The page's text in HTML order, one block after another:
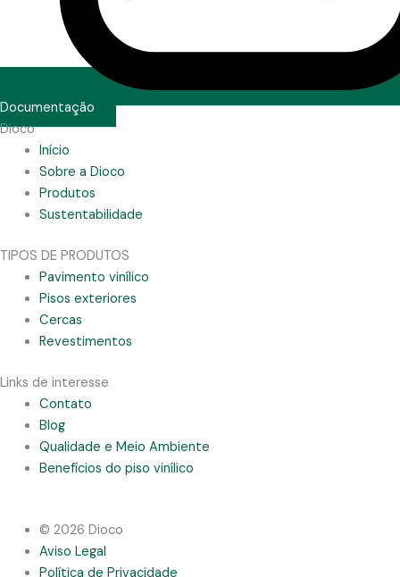
Documentação
Dioco
Início
Sobre a Dioco
Produtos
Sustentabilidade
TIPOS DE PRODUTOS
Pavimento vinílico
Pisos exteriores
Cercas
Revestimentos
Links de interesse
Contato
Blog
Qualidade e Meio Ambiente
Benefícios do piso vinílico
© 2026 Dioco
Aviso Legal
Política de Privacidade